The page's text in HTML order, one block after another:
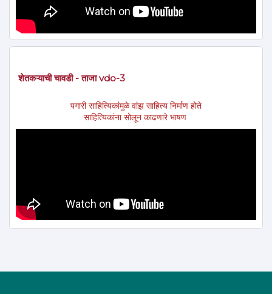
शेतकऱ्याची चावडी - ताजा vdo-3
पगारी साहित्यिकांमुळे वांझ साहित्य निर्माण होते
साहित्यिकांना सोलून काढणारे भाषण